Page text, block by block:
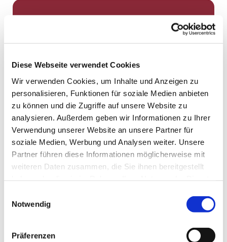
Diese Webseite verwendet Cookies
Wir verwenden Cookies, um Inhalte und Anzeigen zu
personalisieren, Funktionen für soziale Medien anbieten
zu können und die Zugriffe auf unsere Website zu
analysieren. Außerdem geben wir Informationen zu Ihrer
Verwendung unserer Website an unsere Partner für
soziale Medien, Werbung und Analysen weiter. Unsere
Partner führen diese Informationen möglicherweise mit
weiteren Daten zusammen, die Sie ihnen bereitgestellt
Notwendig
Präferenzen
Dies könnte Sie auch
interessieren